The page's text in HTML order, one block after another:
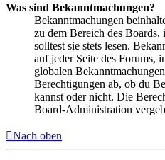
Was sind Bekanntmachungen?
Bekanntmachungen
zu dem Bereich des
solltest sie stets lesen.
auf jeder Seite des Forums,
globalen
Berechtigungen ab, ob du
kannst oder nicht. Die
Board-Administration
Nach oben